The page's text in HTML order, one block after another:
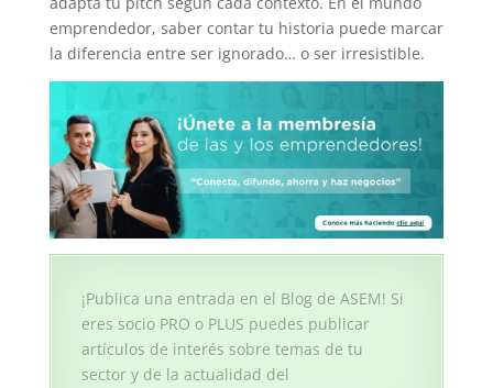
emprendedor, saber contar tu historia puede marcar
la diferencia entre ser ignorado… o ser irresistible.
¡Publica una entrada en el Blog de ASEM! Si
eres socio PRO o PLUS puedes publicar
artículos de interés sobre temas de tu
sector y de la actualidad del